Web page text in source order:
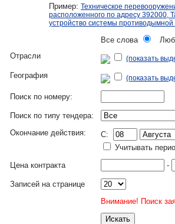
Пример: Техническое
расположенного по адресу 392000,
устройство системы противодымной
Все слова
Отрасли
(показать
География (показать
Поиск по номеру:
Поиск по типу тендера:
Окончание действия:
C:
Учитывать
Цена контракта
-
Записей на странице
Внимание! Поиск